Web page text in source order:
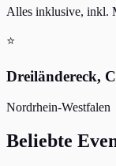
Alles inklusive, inkl.
⭐
Dreiländereck,
Nordrhein-Westfalen
Beliebte